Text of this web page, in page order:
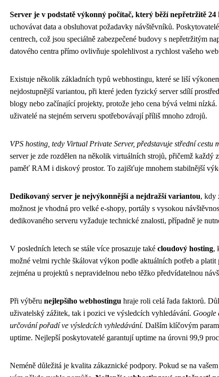
Server je v podstatě výkonný počítač, který běží nepřetržitě
uchovávat data a obsluhovat požadavky návštěvníků.
centrech, což jsou speciálně zabezpečené budovy s nepřetržitým
datového centra přímo ovlivňuje spolehlivost a rychlost vašeho
Existuje několik základních typů webhostingu, které se liší
nejdostupnější variantou, při které jeden fyzický server sdílí
blogy nebo začínající projekty, protože jeho cena bývá velmi
uživatelé na stejném serveru spotřebovávají příliš mnoho zdrojů.
VPS hosting, tedy Virtual Private Server, představuje střední cestu
server je zde rozdělen na několik virtuálních strojů, přičemž
paměť RAM i diskový prostor. To zajišťuje mnohem stabilnější
Dedikovaný server je nejvýkonnější a nejdražší variantou, kdy
možnost je vhodná pro velké e-shopy, portály s vysokou
dedikovaného serveru vyžaduje technické znalosti, případně je
V posledních letech se stále více prosazuje také cloudový hosting,
možné velmi rychle škálovat výkon podle aktuálních potřeb a
zejména u projektů s nepravidelnou nebo těžko předvídatelnou
Při výběru nejlepšího webhostingu hraje roli celá řada faktorů.
uživatelský zážitek, tak i pozici ve výsledcích vyhledávání. Google
určování pořadí ve výsledcích vyhledávání. Dalším klíčovým
uptime. Nejlepší poskytovatelé garantují uptime na úrovni 99,9
Neméně důležitá je kvalita zákaznické podpory. Pokud se na